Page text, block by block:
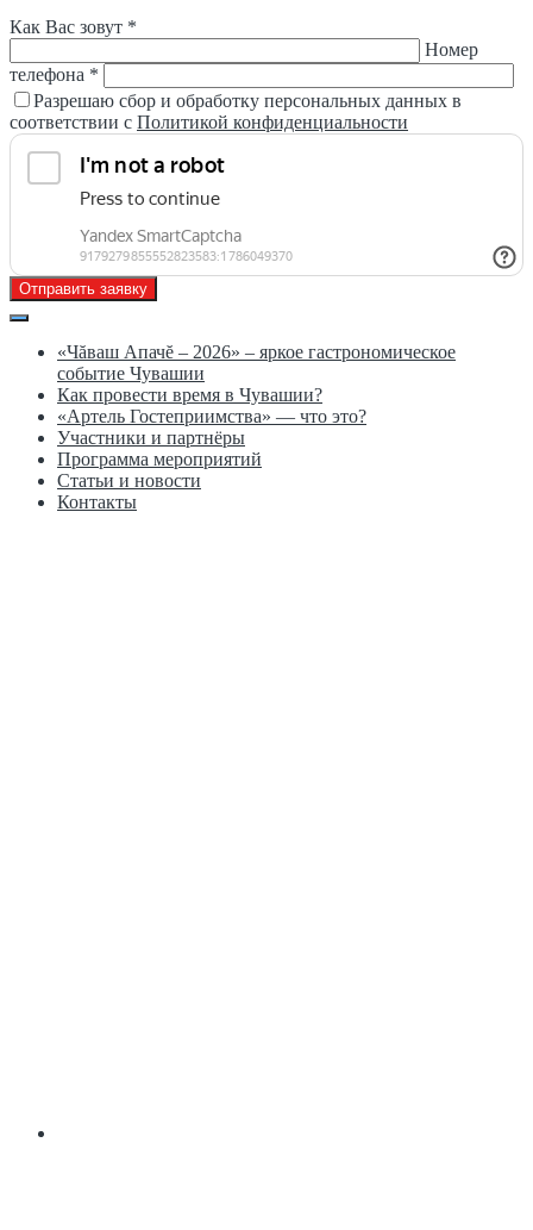
Как Вас зовут *
Номер
телефона *
Разрешаю сбор и обработку персональных данных в
соответствии с Политикой конфиденциальности
Отправить заявку
«Чăваш Апачĕ – 2026» – яркое гастрономическое
событие Чувашии
Как провести время в Чувашии?
«Артель Гостеприимства» — что это?
Участники и партнёры
Программа мероприятий
Статьи и новости
Контакты